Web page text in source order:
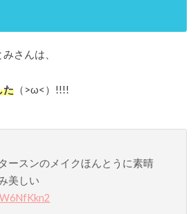
さんは、
た（>ω<）!!!!
ースンのメイクほんとうに素晴
美しい